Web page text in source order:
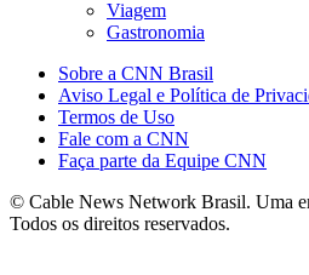
Viagem
Gastronomia
Sobre a CNN Brasil
Aviso Legal e Política de
Termos de Uso
Fale com a CNN
Faça parte da Equipe CNN
© Cable News Network Brasil. Uma
Todos os direitos reservados.